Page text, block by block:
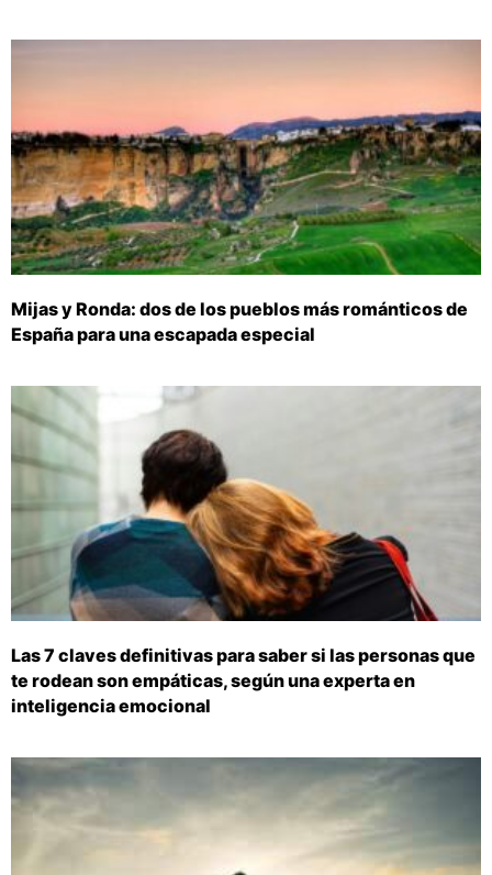
Mijas y Ronda: dos de los pueblos más románticos de
España para una escapada especial
Las 7 claves definitivas para saber si las personas que
te rodean son empáticas, según una experta en
inteligencia emocional